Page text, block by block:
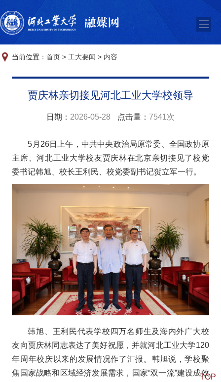
当前位置：首页 > 工大要闻 > 内容
贾庆林亲切接见河北工业大学校领导
日期： 2026-05-28 点击量： 7541次
5月26日上午，中共中央政治局原常委、全国政协原
主席、河北工业大学校友贾庆林在北京亲切接见了校党
委书记韩旭、校长王利民、校党委副书记贺立军一行。
韩旭、王利民代表学校四万名师生及海内外广大校
友向贾庆林同志表达了美好祝愿，并就河北工业大学120
年周年校庆以来的发展情况作了汇报。韩旭说，学校聚
焦国家战略和区域经济发展需求，国家“双一流”建设成效
TOP